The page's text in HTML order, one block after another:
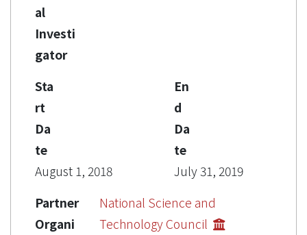
al
Investi
gator
Sta
rt
Da
te
August 1, 2018
En
d
Da
te
July 31, 2019
Partner
Organi
National Science and
Technology Council